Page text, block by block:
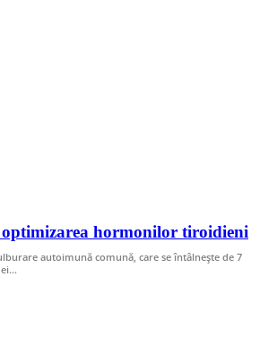
hormonilor tiroidieni
autoimună comună, care se întâlnește de 7